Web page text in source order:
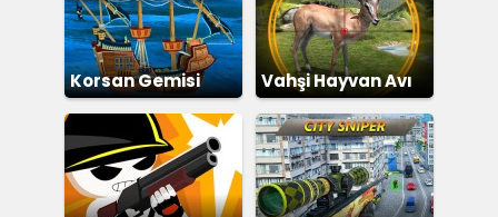
Korsan Gemisi Vahşi Hayvan Avı